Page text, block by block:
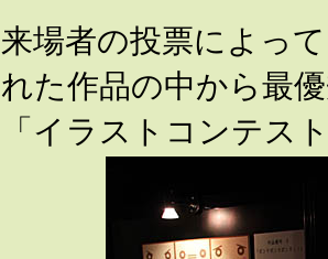
来場者の投票によっ
れた作品の中から最
「イラストコンテス